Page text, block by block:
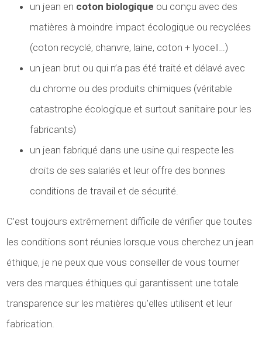
un jean en coton biologique ou conçu avec des
matières à moindre impact écologique ou recyclées
(coton recyclé, chanvre, laine, coton + lyocell…)
un jean brut ou qui n’a pas été traité et délavé avec
du chrome ou des produits chimiques (véritable
catastrophe écologique et surtout sanitaire pour les
fabricants)
un jean fabriqué dans une usine qui respecte les
droits de ses salariés et leur offre des bonnes
conditions de travail et de sécurité.
C’est toujours extrêmement difficile de vérifier que toutes
les conditions sont réunies lorsque vous cherchez un jean
éthique, je ne peux que vous conseiller de vous tourner
vers des marques éthiques qui garantissent une totale
transparence sur les matières qu’elles utilisent et leur
fabrication.